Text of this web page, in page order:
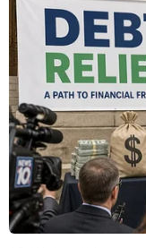
ương.
Phát biểu tại
Thị Ngọc Thịnh
chương trình
Đây là hoạt
với phong trào
Bác, thiết thực
CT/TW về học
phong cách Hồ